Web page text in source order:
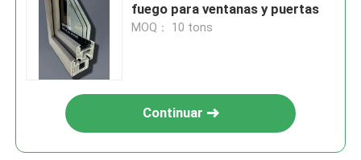
fuego para ventanas y puertas
MOQ： 10 tons
Continuar